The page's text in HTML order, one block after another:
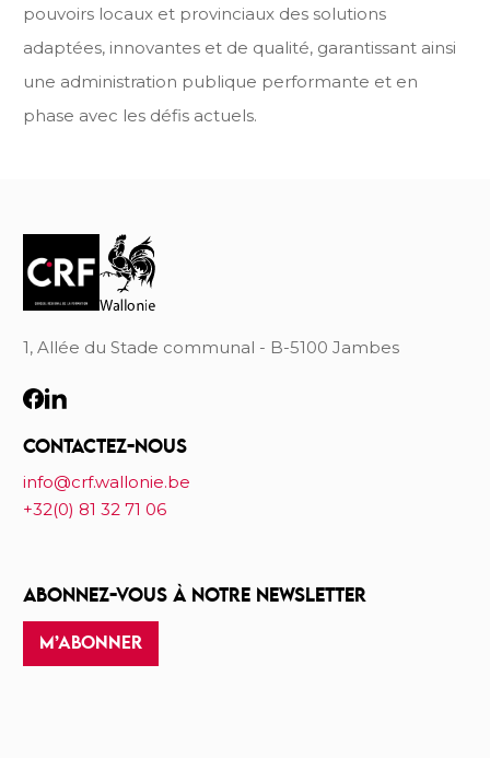
pouvoirs locaux et provinciaux des solutions
adaptées, innovantes et de qualité, garantissant ainsi
une administration publique performante et en
phase avec les défis actuels.
1, Allée du Stade communal - B-5100 Jambes
CONTACTEZ-NOUS
info@crf.wallonie.be
+32(0) 81 32 71 06
ABONNEZ-VOUS À NOTRE NEWSLETTER
M’ABONNER